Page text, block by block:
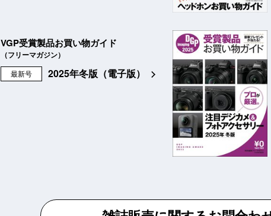
VGP受賞製品お買い物ガイド
（フリーマガジン）
最新号 2025年冬版（電子版）